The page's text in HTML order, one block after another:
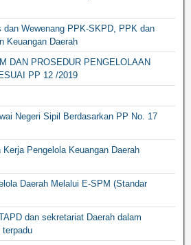
dan Wewenang PPK-SKPD, PPK dan
Keuangan Daerah
DAN PROSEDUR PENGELOLAAN
PP 12 /2019
Negeri Sipil Berdasarkan PP No. 17
Pengelola Keuangan Daerah
Daerah Melalui E-SPM (Standar
dan sekretariat Daerah dalam
terpadu